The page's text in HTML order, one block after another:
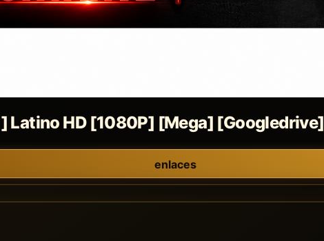
Latino HD [1080P] [Mega] [Googledrive]
enlaces